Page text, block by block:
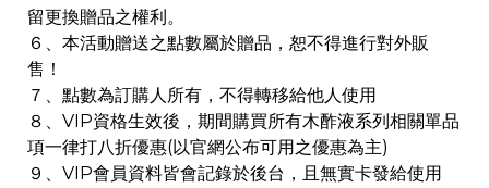
留更換贈品之權利。
６、本活動贈送之點數屬於贈品，恕不得進行對外販
售！
７、點數為訂購人所有，不得轉移給他人使用
８、VIP資格生效後，期間購買所有木酢液系列相關單品
項一律打八折優惠(以官網公布可用之優惠為主)
９、VIP會員資料皆會記錄於後台，且無實卡發給使用